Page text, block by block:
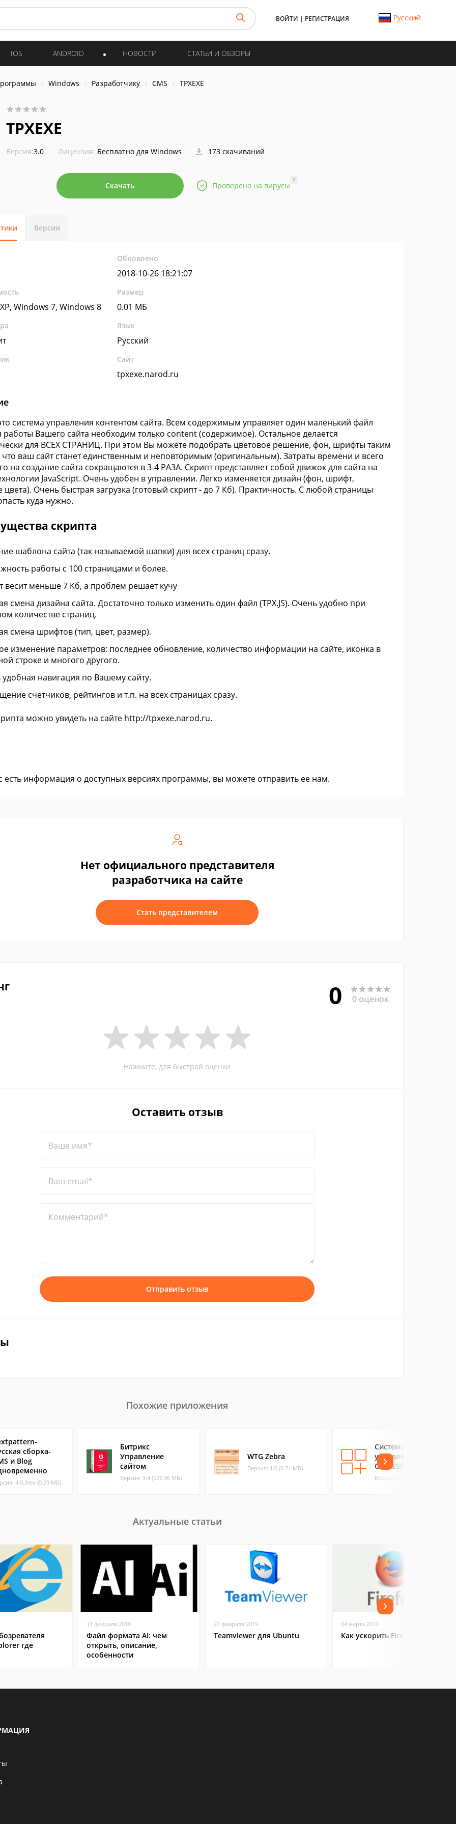
ВОЙТИ | РЕГИСТРАЦИЯ Русский
IOS ANDROID НОВОСТИ СТАТЬИ И ОБЗОРЫ
Windows Разработчику CMS TPXEXE
TPXEXE
Версия:3.0 Лицензия: Бесплатно для Windows 173 скачиваний
Скачать Проверено на вирусы
?
Версии
Обновлено
2018-10-26 18:21:07
Windows 7, Windows 8
Размер
0.01 МБ
Язык
Русский
Сайт
tpxexe.narod.ru
это система управления контентом сайта. Всем содержимым управляет один маленький файл
работы Вашего сайта необходим только content (содержимое). Остальное делается
для ВСЕХ СТРАНИЦ. При этом Вы можете подобрать цветовое решение, фон, шрифты таким
ваш сайт станет единственным и неповторимым (оригинальным). Затраты времени и всего
на создание сайта сокращаются в 3-4 РАЗА. Скрипт представляет собой движок для сайта на
JavaScript. Очень удобен в управлении. Легко изменяется дизайн (фон, шрифт,
Очень быстрая загрузка (готовый скрипт - до 7 Кб). Практичность. С любой страницы
куда нужно.
скрипта
шаблона сайта (так называемой шапки) для всех страниц сразу.
работы с 100 страницами и более.
весит меньше 7 Кб, а проблем решает кучу
смена дизайна сайта. Достаточно только изменить один файл (TPX.JS). Очень удобно при
количестве страниц.
смена шрифтов (тип, цвет, размер).
изменение параметров: последнее обновление, количество информации на сайте, иконка в
строке и многого другого.
навигация по Вашему сайту.
счетчиков, рейтингов и т.п. на всех страницах сразу.
можно увидеть на сайте http://tpxexe.narod.ru.
есть информация о доступных версиях программы, вы можете отправить ее нам.
Нет официального представителя
разработчика на сайте
Стать представителем
0 0 оценок
Нажмите, для быстрой оценки
Оставить отзыв
Ваше имя*
Ваш email*
Комментарий*
Отправить отзыв
Похожие приложения
сборка-
и Blog
4.0.3rev (0.29 МБ)
Битрикс
Управление
сайтом
Версия: 3.4 (575.96 МБ)
WTG Zebra
Версия: 1.0 (0.71 МБ)
Система
управления сайтом
CMS SSPRO
Версия: (24.1 МБ)
Актуальные статьи
где
11 февраля 2019
Файл формата AI: чем
открыть, описание,
особенности
27 февраля 2019
Teamviewer для Ubuntu
04 марта 2019
Как ускорить Firefox